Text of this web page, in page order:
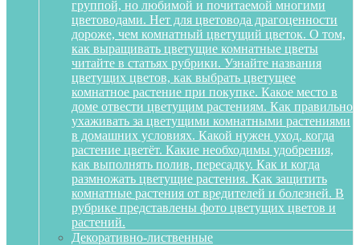
группой, но любимой и почитаемой многими
цветоводами. Нет для цветовода драгоценности
дороже, чем комнатный цветущий цветок. О том,
как выращивать цветущие комнатные цветы
читайте в статьях рубрики. Узнайте названия
цветущих цветов, как выбрать цветущее
комнатное растение при покупке. Какое место в
доме отвести цветущим растениям. Как правильно
ухаживать за цветущими комнатными растениями
в домашних условиях. Какой нужен уход, когда
растение цветёт. Какие необходимы удобрения,
как выполнять полив, пересадку. Как и когда
размножать цветущие растения. Как защитить
комнатные растения от вредителей и болезней. В
рубрике представлены фото цветущих цветов и
растений.
Декоративно-лиственные